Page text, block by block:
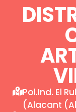
Pol.Ind. El
(Alacant